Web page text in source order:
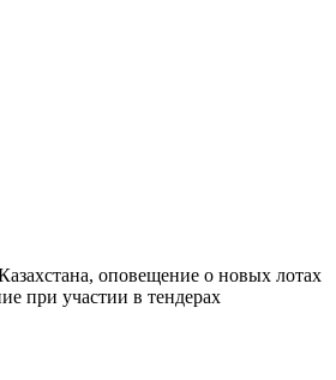
оповещение о новых лотах
при участии в тендерах